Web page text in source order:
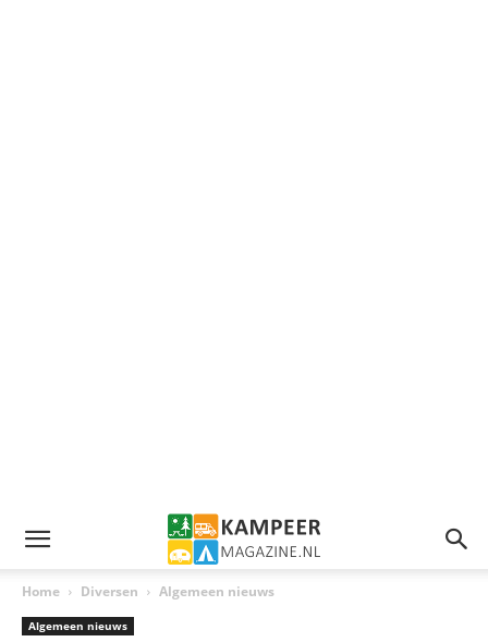
Home Diversen Algemeen nieuws
Algemeen nieuws